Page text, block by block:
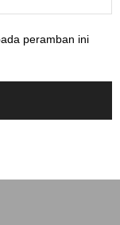
peramban ini